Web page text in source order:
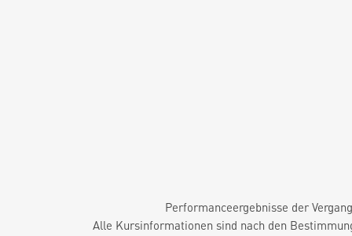
Performanceergebnisse der
Alle Kursinformationen sind nach den